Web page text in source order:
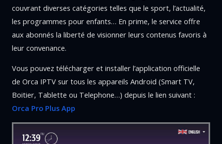
couvrant diverses catégories telles que le sport, l’actualité,
les programmes pour enfants… En prime, le service offre
aux abonnés la liberté de visionner leurs contenus favoris à
leur convenance.
Vous pouvez télécharger et installer l’application officielle
de Orca IPTV sur tous les appareils Android (Smart TV,
Boitier, Tablette ou Telephone…) depuis le lien suivant :
Orca Pro Plus App